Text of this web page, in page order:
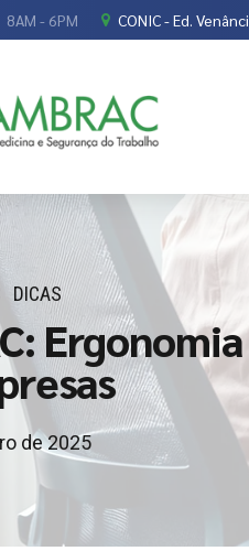
8AM - 6PM CONIC - Ed.
DICAS
de 2025